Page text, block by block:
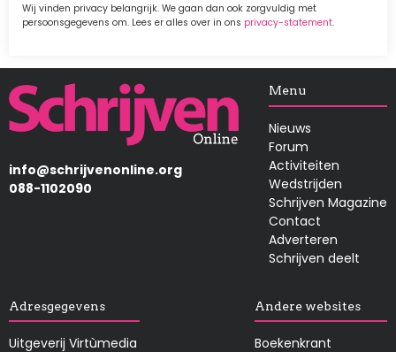
Wij vinden privacy belangrijk. We gaan dan ook zorgvuldig met
persoonsgegevens om. Lees er alles over in ons privacy-statement.
Afbeelding
info@schrijvenonline.org
088-1102090
Menu
Nieuws
Forum
Activiteiten
Wedstrijden
Schrijven Magazine
Contact
Adverteren
Schrijven deelt
Adresgegevens
Uitgeverij Virtùmedia
Andere websites
Boekenkrant